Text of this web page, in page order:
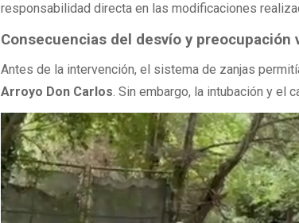
responsabilidad directa en las modificaciones
Consecuencias del desvío y preocupación
Antes de la intervención, el sistema de zanjas
Arroyo Don Carlos . Sin embargo, la intubación y el